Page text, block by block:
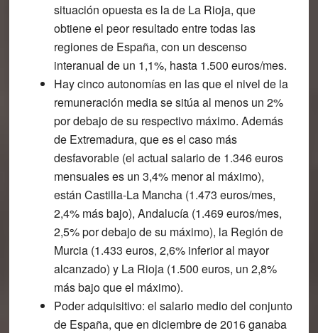
situación opuesta es la de La Rioja, que
obtiene el peor resultado entre todas las
regiones de España, con un descenso
interanual de un 1,1%, hasta 1.500 euros/mes.
Hay cinco autonomías en las que el nivel de la
remuneración media se sitúa al menos un 2%
por debajo de su respectivo máximo. Además
de Extremadura, que es el caso más
desfavorable (el actual salario de 1.346 euros
mensuales es un 3,4% menor al máximo),
están Castilla-La Mancha (1.473 euros/mes,
2,4% más bajo), Andalucía (1.469 euros/mes,
2,5% por debajo de su máximo), la Región de
Murcia (1.433 euros, 2,6% inferior al mayor
alcanzado) y La Rioja (1.500 euros, un 2,8%
más bajo que el máximo).
Poder adquisitivo: el salario medio del conjunto
de España, que en diciembre de 2016 ganaba